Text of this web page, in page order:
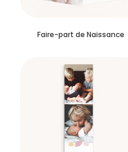
Faire-part de Naissance